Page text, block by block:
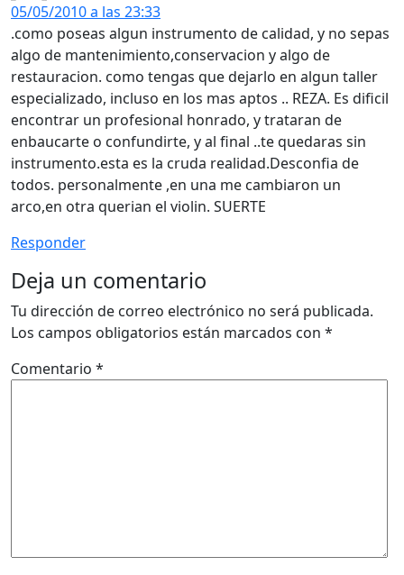
05/05/2010 a las 23:33
.como poseas algun instrumento de calidad, y no sepas
algo de mantenimiento,conservacion y algo de
restauracion. como tengas que dejarlo en algun taller
especializado, incluso en los mas aptos .. REZA. Es dificil
encontrar un profesional honrado, y trataran de
enbaucarte o confundirte, y al final ..te quedaras sin
instrumento.esta es la cruda realidad.Desconfia de
todos. personalmente ,en una me cambiaron un
arco,en otra querian el violin. SUERTE
Responder
Deja un comentario
Tu dirección de correo electrónico no será publicada.
Los campos obligatorios están marcados con *
Comentario *